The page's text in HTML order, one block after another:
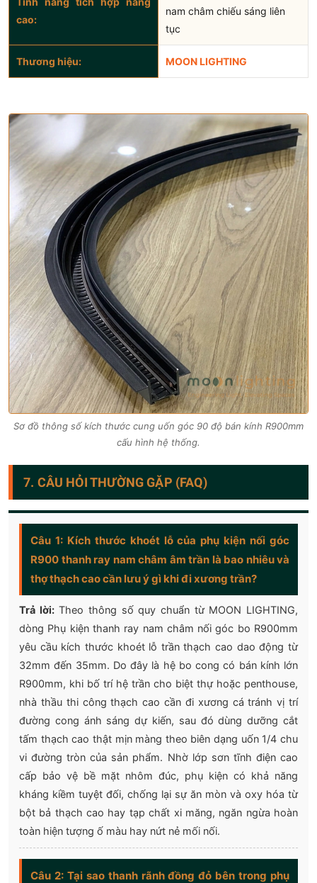
cao:
nam châm chiếu sáng liên
tục
Thương hiệu: MOON LIGHTING
Sơ đồ thông số kích thước cung uốn góc 90 độ bán kính R900mm
cấu hình hệ thống.
7. CÂU HỎI THƯỜNG GẶP (FAQ)
Câu 1: Kích thước khoét lỗ của phụ kiện nối góc
R900 thanh ray nam châm âm trần là bao nhiêu và
thợ thạch cao cần lưu ý gì khi đi xương trần?
Trả lời:Theo thông số quy chuẩn từ MOON LIGHTING,
dòng Phụ kiện thanh ray nam châm nối góc bo R900mm
yêu cầu kích thước khoét lỗ trần thạch cao dao động từ
32mm đến 35mm. Do đây là hệ bo cong có bán kính lớn
R900mm, khi bố trí hệ trần cho biệt thự hoặc penthouse,
nhà thầu thi công thạch cao cần đi xương cá tránh vị trí
đường cong ánh sáng dự kiến, sau đó dùng dưỡng cắt
tấm thạch cao thật mịn màng theo biên dạng uốn 1/4 chu
vi đường tròn của sản phẩm. Nhờ lớp sơn tĩnh điện cao
cấp bảo vệ bề mặt nhôm đúc, phụ kiện có khả năng
kháng kiềm tuyệt đối, chống lại sự ăn mòn và oxy hóa từ
bột bả thạch cao hay tạp chất xi măng, ngăn ngừa hoàn
toàn hiện tượng ố màu hay nứt nẻ mối nối.
Câu 2: Tại sao thanh rãnh đồng đỏ bên trong phụ